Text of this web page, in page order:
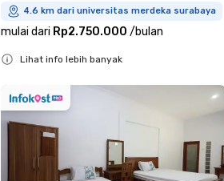
4.6 km dari universitas merdeka surabaya
mulai dari Rp2.750.000 /bulan
Lihat info lebih banyak